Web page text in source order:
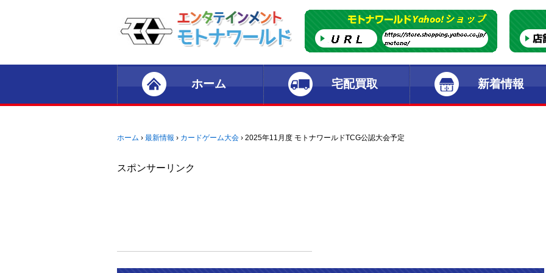
ホーム 宅配買取 新着情報
ホーム › 最新情報 › カードゲーム大会 › 2025年11月度 モトナワールドTCG公認大会予定
スポンサーリンク